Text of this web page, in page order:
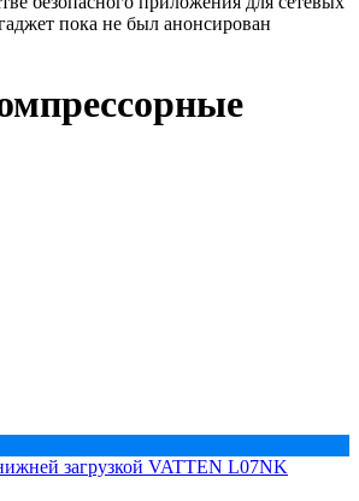
пока не был анонсирован